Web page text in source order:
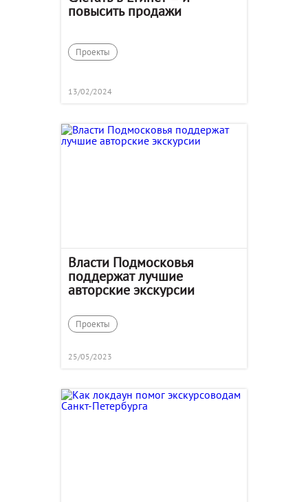
повысить продажи
Проекты
13/02/2024
Власти Подмосковья
поддержат лучшие
авторские экскурсии
Проекты
25/05/2023